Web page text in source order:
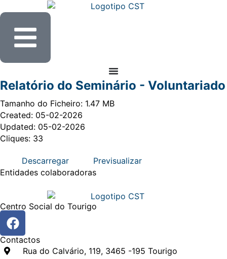
Relatório do Seminário - Voluntariado
Tamanho do Ficheiro: 1.47 MB
Created: 05-02-2026
Updated: 05-02-2026
Cliques: 33
Descarregar
Previsualizar
Entidades colaboradoras
Centro Social do Tourigo
Contactos
Rua do Calvário, 119, 3465 -195 Tourigo